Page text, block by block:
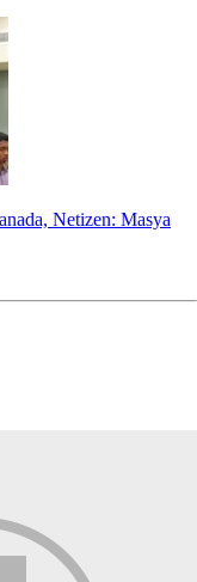
Netizen: Masya